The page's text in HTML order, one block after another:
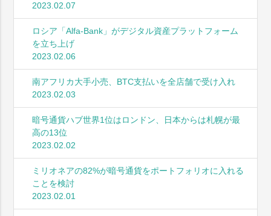
2023.02.07
ロシア「Alfa-Bank」がデジタル資産プラットフォーム
を立ち上げ
2023.02.06
南アフリカ大手小売、BTC支払いを全店舗で受け入れ
2023.02.03
暗号通貨ハブ世界1位はロンドン、日本からは札幌が最
高の13位
2023.02.02
ミリオネアの82%が暗号通貨をポートフォリオに入れる
ことを検討
2023.02.01